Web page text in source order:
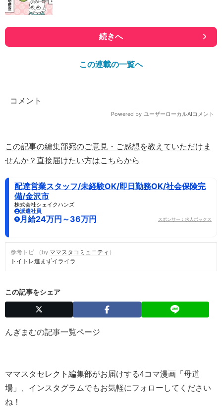
続きへ
この連載の一覧へ
この記事の編集部宛のご意見・ご感想を教えていただけま
せんか？直接届けたい方はこちらから
配達営業スタッフ/未経験OK/即日勤務OK/社会保険完
備/金沢市
株式会社シェイクハンズ
派遣社員
月給24万円～36万円 スポンサー：求人ボックス
参考トピ （by ママスタコミュニティ ）
トイトレ進まずイライラ
この記事をシェア
んぎまむの記事一覧ページ
ママスタセレクト編集部がお届けする4コマ漫画「母道
場」、インスタグラムでもお気軽にフォローしてください
ね！